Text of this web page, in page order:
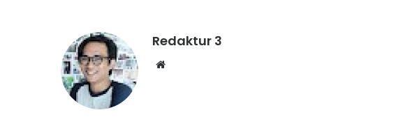
Redaktur 3